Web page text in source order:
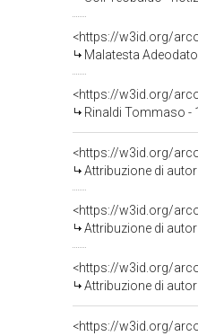
<https://w3id.org/
Malatesta
<https://w3id.org/
Rinaldi Tommaso -
<https://w3id.org/
Attribuzione di
<https://w3id.org/
Attribuzione di
<https://w3id.org/
Attribuzione di
<https://w3id.org/